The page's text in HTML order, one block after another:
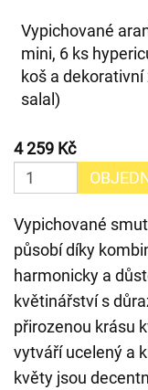
Vypichované
mini, 6 ks
koš a
salal)
4 259 Kč
Vypichované
působí díky
harmonicky a
květinářství s
přirozenou krásu
vytváří ucelený a
květy jsou